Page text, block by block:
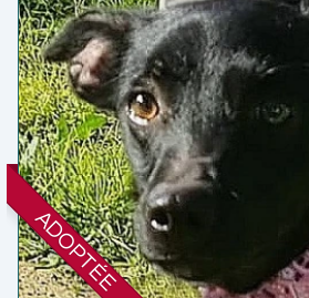
ADOPTÉE